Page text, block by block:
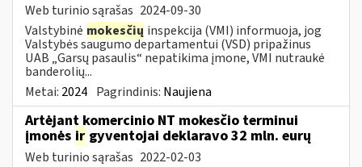
Web turinio sąrašas 2024-09-30
Valstybinė mokesčių inspekcija (VMI) informuoja, jog
Valstybės saugumo departamentui (VSD) pripažinus
UAB „Garsų pasaulis“ nepatikima įmone, VMI nutraukė
banderolių...
Metai: 2024 Pagrindinis: Naujiena
Artėjant komercinio NT mokesčio terminui
įmonės ir gyventojai deklaravo 32 mln. eurų
Web turinio sąrašas 2022-02-03